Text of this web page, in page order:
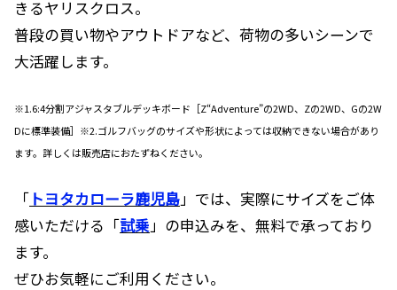
きるヤリスクロス。
普段の買い物やアウトドアなど、荷物の多いシーンで
大活躍します。
※1.6:4分割アジャスタブルデッキボード［Z“Adventure”の2WD、Zの2WD、Gの2W
Dに標準装備］※2.ゴルフバッグのサイズや形状によっては収納できない場合があり
ます。詳しくは販売店におたずねください。
「 トヨタカローラ鹿児島」では、実際にサイズをご体
感いただける「試乗 」の申込みを、無料で承っており
ます。
ぜひお気軽にご利用ください。